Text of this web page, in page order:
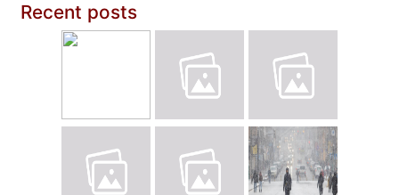
Recent posts